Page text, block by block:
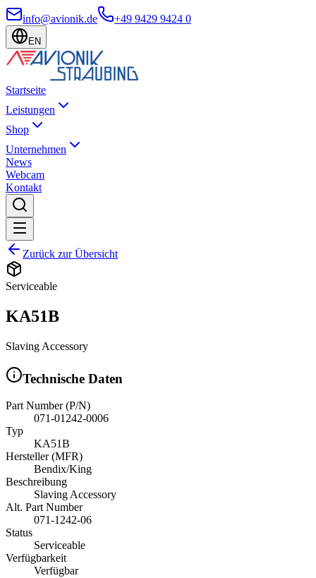
info@avionik.de +49 9429 9424 0
EN
Startseite
Leistungen
Shop
Unternehmen
News
Webcam
Kontakt
Zurück zur Übersicht
Serviceable
KA51B
Slaving Accessory
Technische Daten
Part Number (P/N)
071-01242-0006
Typ
KA51B
Hersteller (MFR)
Bendix/King
Beschreibung
Slaving Accessory
Alt. Part Number
071-1242-06
Status
Serviceable
Verfügbarkeit
Verfügbar